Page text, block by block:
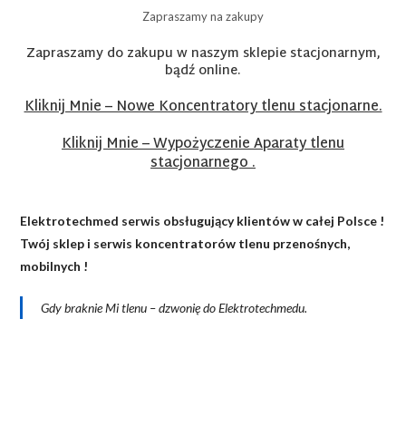
Zapraszamy na zakupy
Zapraszamy do zakupu w naszym sklepie stacjonarnym,
bądź online.
Kliknij Mnie – Nowe Koncentratory tlenu stacjonarne.
Kliknij Mnie – Wypożyczenie Aparaty tlenu
stacjonarnego .
Elektrotechmed serwis obsługujący klientów w całej Polsce !
Twój sklep i serwis koncentratorów tlenu przenośnych,
mobilnych !
Gdy braknie Mi tlenu – dzwonię do Elektrotechmedu.